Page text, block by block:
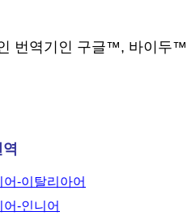
번역기인 구글™, 바이두™
어-이탈리아어
어-인니어